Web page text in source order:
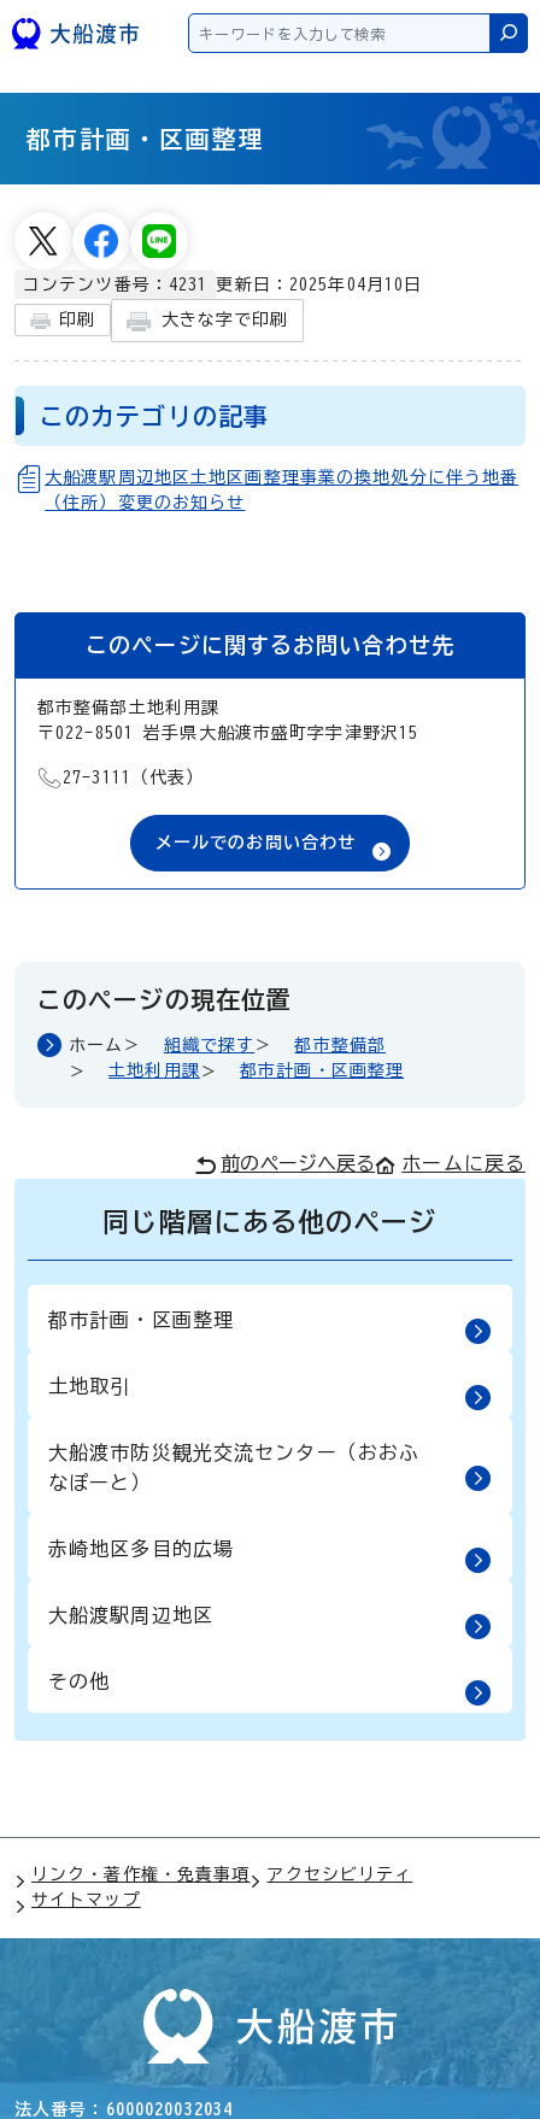
検索
都市計画・区画整理
コンテンツ番号：4231 更新日：2025年04月10日
印刷 大きな字で印刷
このカテゴリの記事
大船渡駅周辺地区土地区画整理事業の換地処分に伴う地番
（住所）変更のお知らせ
このページに関するお問い合わせ先
都市整備部土地利用課
〒022-8501 岩手県大船渡市盛町字宇津野沢15
TEL
27-3111（代表）
メールでのお問い合わせ
このページの現在位置
ホーム 組織で探す
都市整備部
土地利用課
都市計画・区画整理
前のページへ戻る ホームに戻る
同じ階層にある他のページ
都市計画・区画整理
土地取引
大船渡市防災観光交流センター（おおふ
なぽーと）
赤崎地区多目的広場
大船渡駅周辺地区
その他
リンク・著作権・免責事項
アクセシビリティ
サイトマップ
法人番号 6000020032034